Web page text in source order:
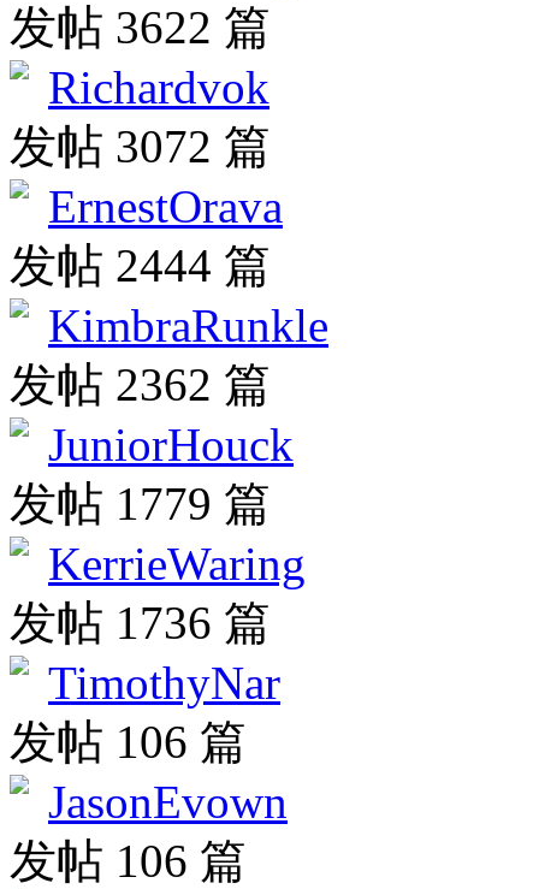
发帖 3622 篇
Richardvok
发帖 3072 篇
ErnestOrava
发帖 2444 篇
KimbraRunkle
发帖 2362 篇
JuniorHouck
发帖 1779 篇
KerrieWaring
发帖 1736 篇
TimothyNar
发帖 106 篇
JasonEvown
发帖 106 篇